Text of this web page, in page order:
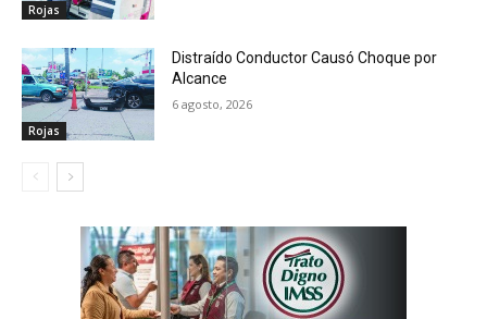
Rojas
Rojas
Distraído Conductor Causó Choque por
Alcance
6 agosto, 2026